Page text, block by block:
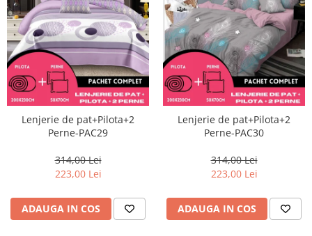
Lenjerie de pat+Pilota+2
Perne-PAC29
314,00 Lei
223,00 Lei
ADAUGA IN COS
Lenjerie de pat+Pilota+2
Perne-PAC30
314,00 Lei
223,00 Lei
ADAUGA IN COS